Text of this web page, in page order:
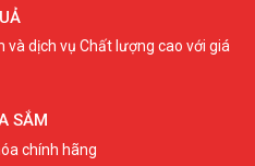
và dịch vụ Chất lượng cao với giá
SẮM
chính hãng